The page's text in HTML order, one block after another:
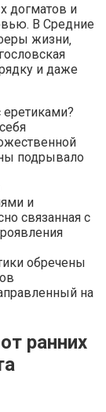
догматов и
В Средние
жизни‚
и даже
подрывало
и
связанная с
обречены
на
ранних